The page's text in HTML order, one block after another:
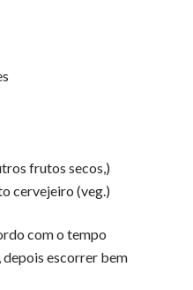
frutos secos,)
cervejeiro (veg.)
com o tempo
depois escorrer bem